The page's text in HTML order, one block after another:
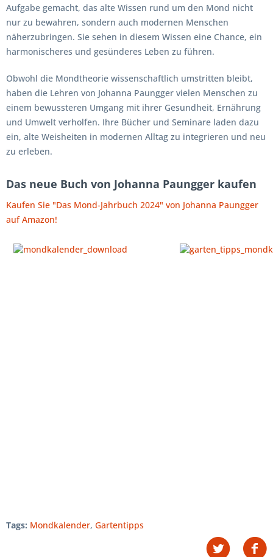
Aufgabe gemacht, das alte Wissen rund um den Mond nicht
nur zu bewahren, sondern auch modernen Menschen
näherzubringen. Sie sehen in diesem Wissen eine Chance, ein
harmonischeres und gesünderes Leben zu führen.
Obwohl die Mondtheorie wissenschaftlich umstritten bleibt,
haben die Lehren von Johanna Paungger vielen Menschen zu
einem bewussteren Umgang mit ihrer Gesundheit, Ernährung
und Umwelt verholfen. Ihre Bücher und Seminare laden dazu
ein, alte Weisheiten in modernen Alltag zu integrieren und neu
zu erleben.
Das neue Buch von Johanna Paungger kaufen
Kaufen Sie "Das Mond-Jahrbuch 2024" von Johanna Paungger
auf Amazon!
Tags: Mondkalender, Gartentipps